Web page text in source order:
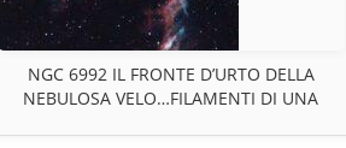
NGC 6992 IL FRONTE D’URTO DELLA
NEBULOSA VELO…FILAMENTI DI UNA